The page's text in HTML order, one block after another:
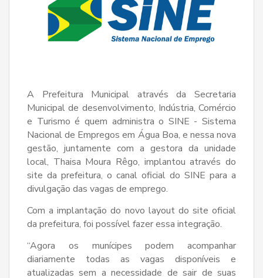
A Prefeitura Municipal através da Secretaria
Municipal de desenvolvimento, Indústria, Comércio
e Turismo é quem administra o SINE - Sistema
Nacional de Empregos em Água Boa, e nessa nova
gestão, juntamente com a gestora da unidade
local, Thaisa Moura Rêgo, implantou através do
site da prefeitura, o canal oficial do SINE para a
divulgação das vagas de emprego.
Com a implantação do novo layout do site oficial
da prefeitura, foi possível fazer essa integração.
“Agora os munícipes podem acompanhar
diariamente todas as vagas disponíveis e
atualizadas sem a necessidade de sair de suas